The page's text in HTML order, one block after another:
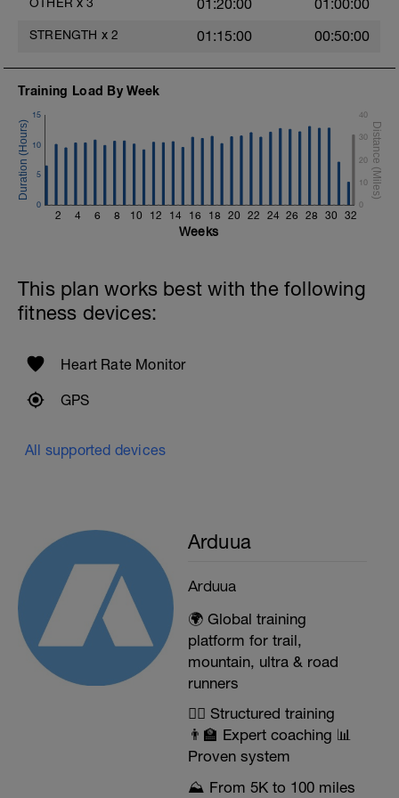
repeticiones de cada lado / 2 bloques
en apoyo monopodal.
OTHER x 3 01:20:00 01:00:00
STRENGTH x 2 01:15:00 00:50:00
Training Load By Week
2 4 6 8 10 12 14 16 18 20 22 24 26 28 30 32
0
5
10
15
0
10
20
30
40
Weeks
This plan works best with the following
fitness devices:
Heart Rate Monitor
GPS
All supported devices
Arduua
Arduua
🌍 Global training
platform for trail,
mountain, ultra & road
runners
🏃‍♂️ Structured training
👨‍🏫 Expert coaching 📊
Proven system
⛰️ From 5K to 100 miles